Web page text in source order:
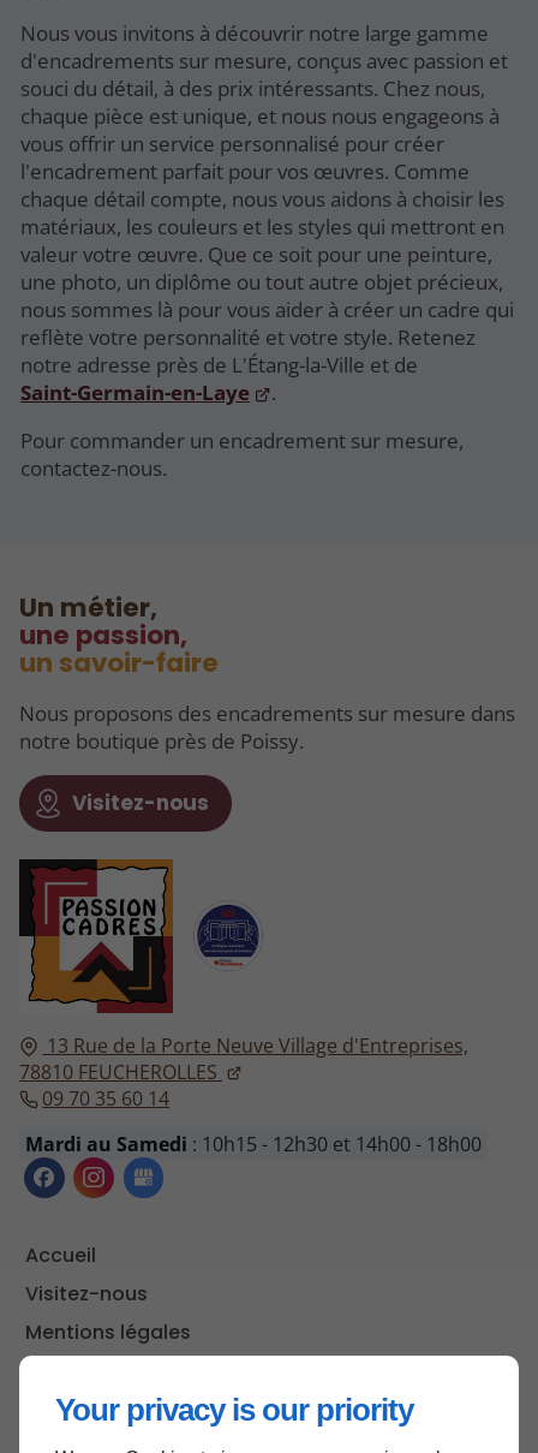
Your privacy is our priority
Nous vous invitons à découvrir notre large gamme
d'encadrements sur mesure, conçus avec passion et
souci du détail, à des prix intéressants. Chez nous,
chaque pièce est unique, et nous nous engageons à
vous offrir un service personnalisé pour créer
l'encadrement parfait pour vos œuvres. Comme
chaque détail compte, nous vous aidons à choisir les
matériaux, les couleurs et les styles qui mettront en
valeur votre œuvre. Que ce soit pour une peinture,
une photo, un diplôme ou tout autre objet précieux,
nous sommes là pour vous aider à créer un cadre qui
reflète votre personnalité et votre style. Retenez
notre adresse près de L'Étang-la-Ville et de
Saint-Germain-en-Laye
.
Pour commander un encadrement sur mesure,
contactez-nous.
13 Rue de la Porte Neuve Village d'Entreprises,
78810 FEUCHEROLLES
09 70 35 60 14
Mardi au Samedi : 10h15 - 12h30 et 14h00 - 18h00
Accueil
Visitez-nous
Mentions légales
Un métier,
une passion,
un savoir-faire
Nous proposons des encadrements sur mesure dans
notre boutique près de Poissy.
Visitez-nous